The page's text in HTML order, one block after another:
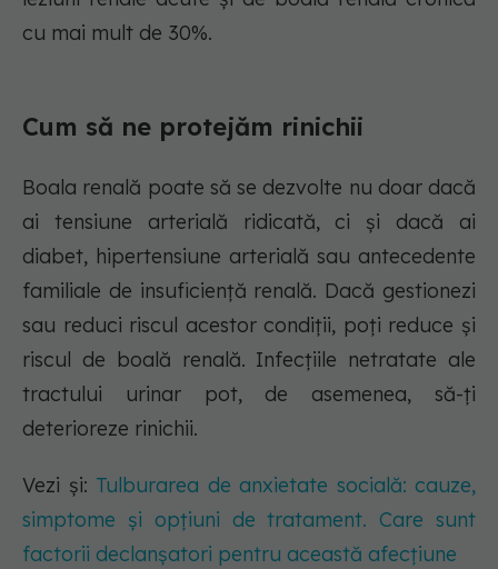
cu mai mult de 30%.
Cum să ne protejăm rinichii
Boala renală poate să se dezvolte nu doar dacă
ai tensiune arterială ridicată, ci și dacă ai
diabet, hipertensiune arterială sau antecedente
familiale de insuficiență renală. Dacă gestionezi
sau reduci riscul acestor condiții, poți reduce și
riscul de boală renală. Infecțiile netratate ale
tractului urinar pot, de asemenea, să-ți
deterioreze rinichii.
Vezi și: Tulburarea de anxietate socială: cauze,
simptome și opțiuni de tratament. Care sunt
factorii declanșatori pentru această afecțiune